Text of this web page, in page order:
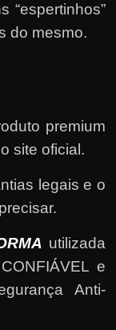
“espertinhos”
do mesmo.
premium
site oficial.
legais e o
utilizada
e
Anti-